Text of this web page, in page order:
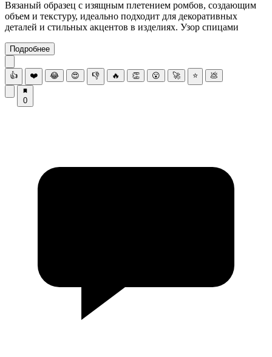
Вязаный образец с изящным плетением ромбов, создающим
объем и текстуру, идеально подходит для декоративных
деталей и стильных акцентов в изделиях. Узор спицами
Подробнее
👍 ❤️ 😂 😍 👎 🔥 👏 😮 🚀 ⭐ 💩
0